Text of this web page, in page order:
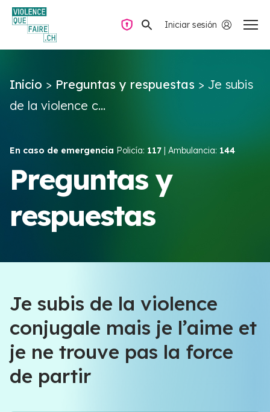
Iniciar sesión
Preguntas y respuestas
Violencia de pareja
Recursos y campañas
Navegación privada
Inicio > Preguntas y respuestas > Je subis
de la violence c...
En caso de emergencia Policía: 117 | Ambulancia: 144
Preguntas y
respuestas
Je subis de la violence
conjugale mais je l’aime et
je ne trouve pas la force
de partir